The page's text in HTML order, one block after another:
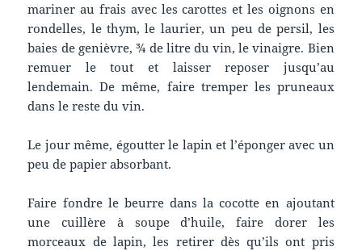
mariner au frais avec les carottes et les oignons en
rondelles, le thym, le laurier, un peu de persil, les
baies de genièvre, ¾ de litre du vin, le vinaigre. Bien
remuer le tout et laisser reposer jusqu’au
lendemain. De même, faire tremper les pruneaux
dans le reste du vin.
Le jour même, égoutter le lapin et l’éponger avec un
peu de papier absorbant.
Faire fondre le beurre dans la cocotte en ajoutant
une cuillère à soupe d’huile, faire dorer les
morceaux de lapin, les retirer dès qu’ils ont pris